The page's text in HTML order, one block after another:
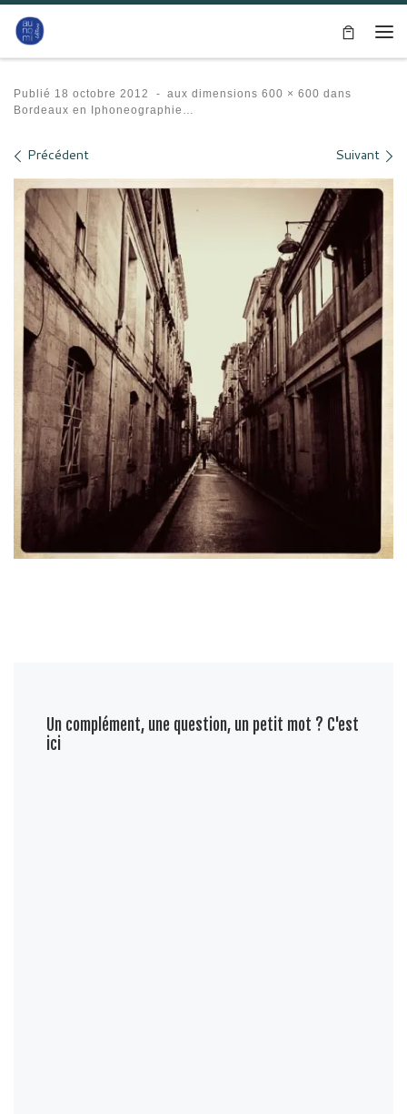
Passer au contenu
Publié 18 octobre 2012 - aux dimensions 600 × 600 dans
Bordeaux en Iphoneographie…
Navigation des images
Précédent Suivant
Un complément, une question, un petit mot ? C'est
ici